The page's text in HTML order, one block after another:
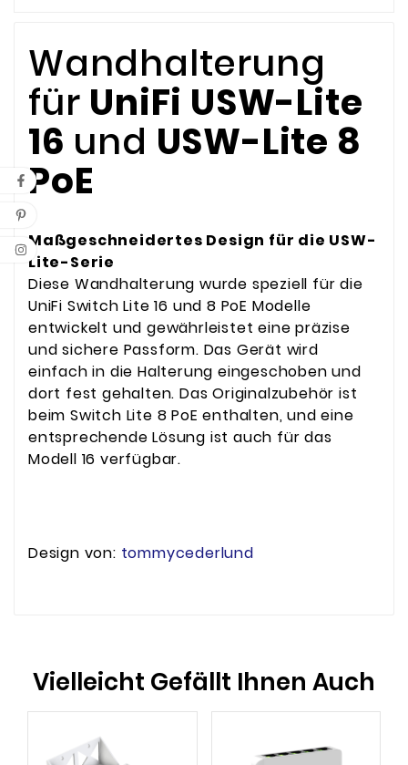
Wandhalterung
für UniFi USW-Lite
16 und USW-Lite 8
PoE
Maßgeschneidertes Design für die USW-
Lite-Serie
Diese Wandhalterung wurde speziell für die
UniFi Switch Lite 16 und 8 PoE Modelle
entwickelt und gewährleistet eine präzise
und sichere Passform. Das Gerät wird
einfach in die Halterung eingeschoben und
dort fest gehalten. Das Originalzubehör ist
beim Switch Lite 8 PoE enthalten, und eine
entsprechende Lösung ist auch für das
Modell 16 verfügbar.
Design von: tommycederlund
Vielleicht Gefällt Ihnen Auch